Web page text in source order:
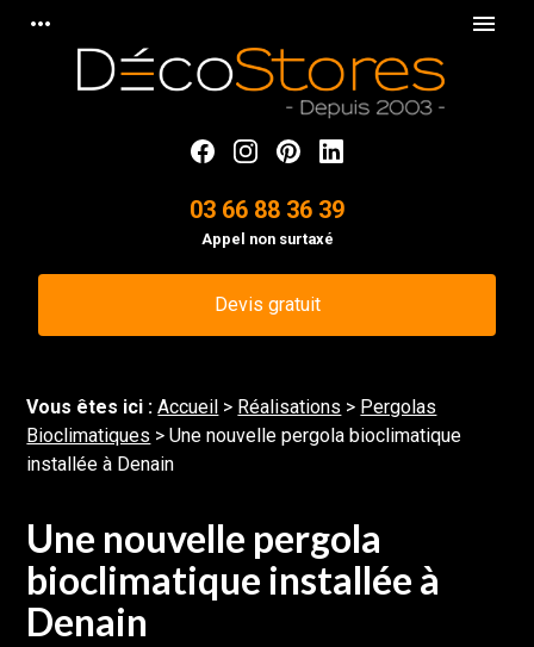
more_horiz menu
03 66 88 36 39
Appel non surtaxé
Devis gratuit
Vous êtes ici :Accueil > Réalisations > Pergolas
Bioclimatiques >Une nouvelle pergola bioclimatique
installée à Denain
Une nouvelle pergola
bioclimatique installée à
Denain